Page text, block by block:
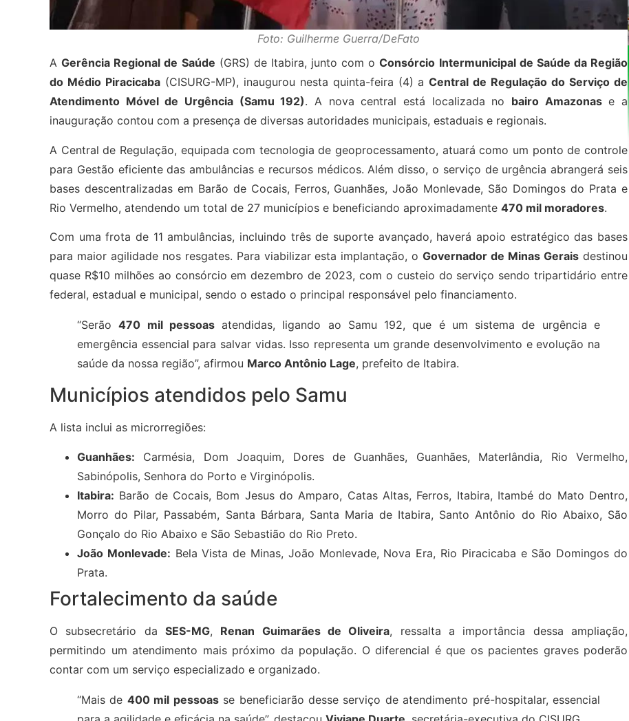
Foto: Guilherme Guerra/DeFato
AGerência Regional de Saúde (GRS) de Itabira, junto com oConsórcio Intermunicipal de Saúde da Região
do Médio Piracicaba(CISURG-MP), inaugurou nesta quinta-feira (4) aCentral de Regulação do Serviço de
Atendimento Móvel de Urgência (Samu 192). A nova central está localizada no bairo Amazonase a
inauguração contou com a presença de diversas autoridades municipais, estaduais e regionais.
A Central de Regulação, equipada com tecnologia de geoprocessamento, atuará como um ponto de controle
para Gestão eficiente das ambulâncias e recursos médicos. Além disso, o serviço de urgência abrangerá seis
bases descentralizadas em Barão de Cocais, Ferros, Guanhães, João Monlevade, São Domingos do Prata e
Rio Vermelho, atendendo um total de 27 municípios e beneficiando aproximadamente 470 mil moradores.
Com uma frota de 11 ambulâncias, incluindo três de suporte avançado, haverá apoio estratégico das bases
para maior agilidade nos resgates. Para viabilizar esta implantação, oGovernador de Minas Gerais destinou
quase R$10 milhões ao consórcio em dezembro de 2023, com o custeio do serviço sendo tripartidário entre
federal, estadual e municipal, sendo o estado o principal responsável pelo financiamento.
“Serão470 mil pessoasatendidas, ligando ao Samu 192, que é um sistema de urgência e
emergência essencial para salvar vidas. Isso representa um grande desenvolvimento e evolução na
saúde da nossa região”, afirmou Marco Antônio Lage, prefeito de Itabira.
Municípios atendidos pelo Samu
A lista inclui as microrregiões:
Guanhães: Carmésia, Dom Joaquim, Dores de Guanhães, Guanhães, Materlândia, Rio Vermelho,
Sabinópolis, Senhora do Porto e Virginópolis.
Itabira: Barão de Cocais, Bom Jesus do Amparo, Catas Altas, Ferros, Itabira, Itambé do Mato Dentro,
Morro do Pilar, Passabém, Santa Bárbara, Santa Maria de Itabira, Santo Antônio do Rio Abaixo, São
Gonçalo do Rio Abaixo e São Sebastião do Rio Preto.
João Monlevade: Bela Vista de Minas, João Monlevade, Nova Era, Rio Piracicaba e São Domingos do
Prata.
Fortalecimento da saúde
O subsecretário da SES-MG, Renan Guimarães de Oliveira, ressalta a importância dessa ampliação,
permitindo um atendimento mais próximo da população. O diferencial é que os pacientes graves poderão
contar com um serviço especializado e organizado.
“Mais de 400 mil pessoasse beneficiarão desse serviço de atendimento pré-hospitalar, essencial